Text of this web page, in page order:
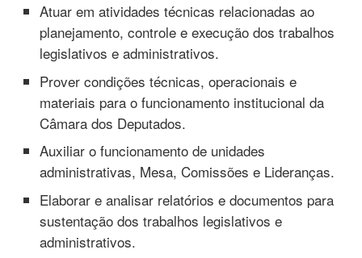
Atuar em atividades técnicas relacionadas ao
planejamento, controle e execução dos trabalhos
legislativos e administrativos.
Prover condições técnicas, operacionais e
materiais para o funcionamento institucional da
Câmara dos Deputados.
Auxiliar o funcionamento de unidades
administrativas, Mesa, Comissões e Lideranças.
Elaborar e analisar relatórios e documentos para
sustentação dos trabalhos legislativos e
administrativos.